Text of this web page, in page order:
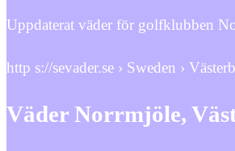
Uppdaterat väder för golfklubben
http s://sevader.se › Sweden ›
Väder Norrmjöle,